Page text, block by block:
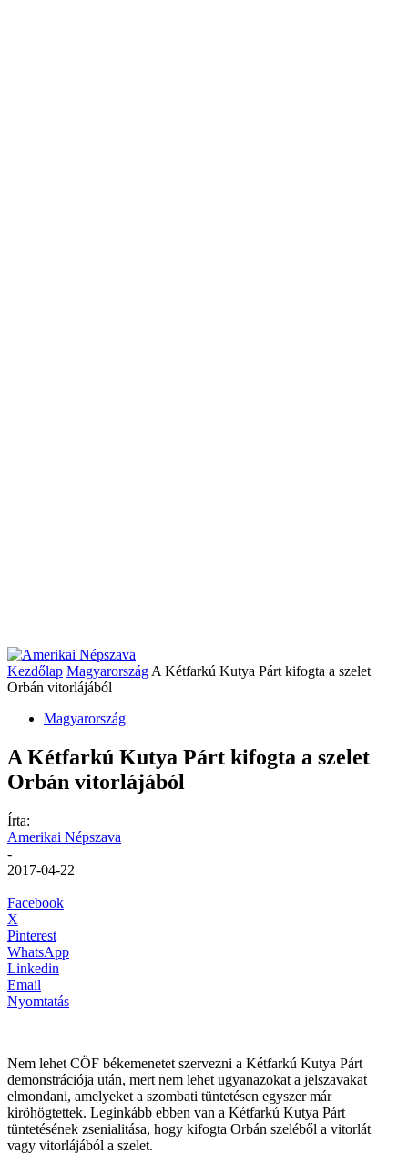
Kezdőlap Magyarország A Kétfarkú Kutya Párt kifogta a szelet
Orbán vitorlájából
Magyarország
A Kétfarkú Kutya Párt kifogta a szelet
Orbán vitorlájából
Írta:
Amerikai Népszava
-
2017-04-22
Facebook
X
Pinterest
WhatsApp
Linkedin
Email
Nyomtatás
Nem lehet CÖF békemenetet szervezni a Kétfarkú Kutya Párt
demonstrációja után, mert nem lehet ugyanazokat a jelszavakat
elmondani, amelyeket a szombati tüntetésen egyszer már
kiröhögtettek. Leginkább ebben van a Kétfarkú Kutya Párt
tüntetésének zsenialitása, hogy kifogta Orbán szeléből a vitorlát
vagy vitorlájából a szelet.